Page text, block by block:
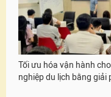
trường khách quốc tế